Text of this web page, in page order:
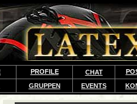
PROFILE CHAT
GRUPPEN EVENTS